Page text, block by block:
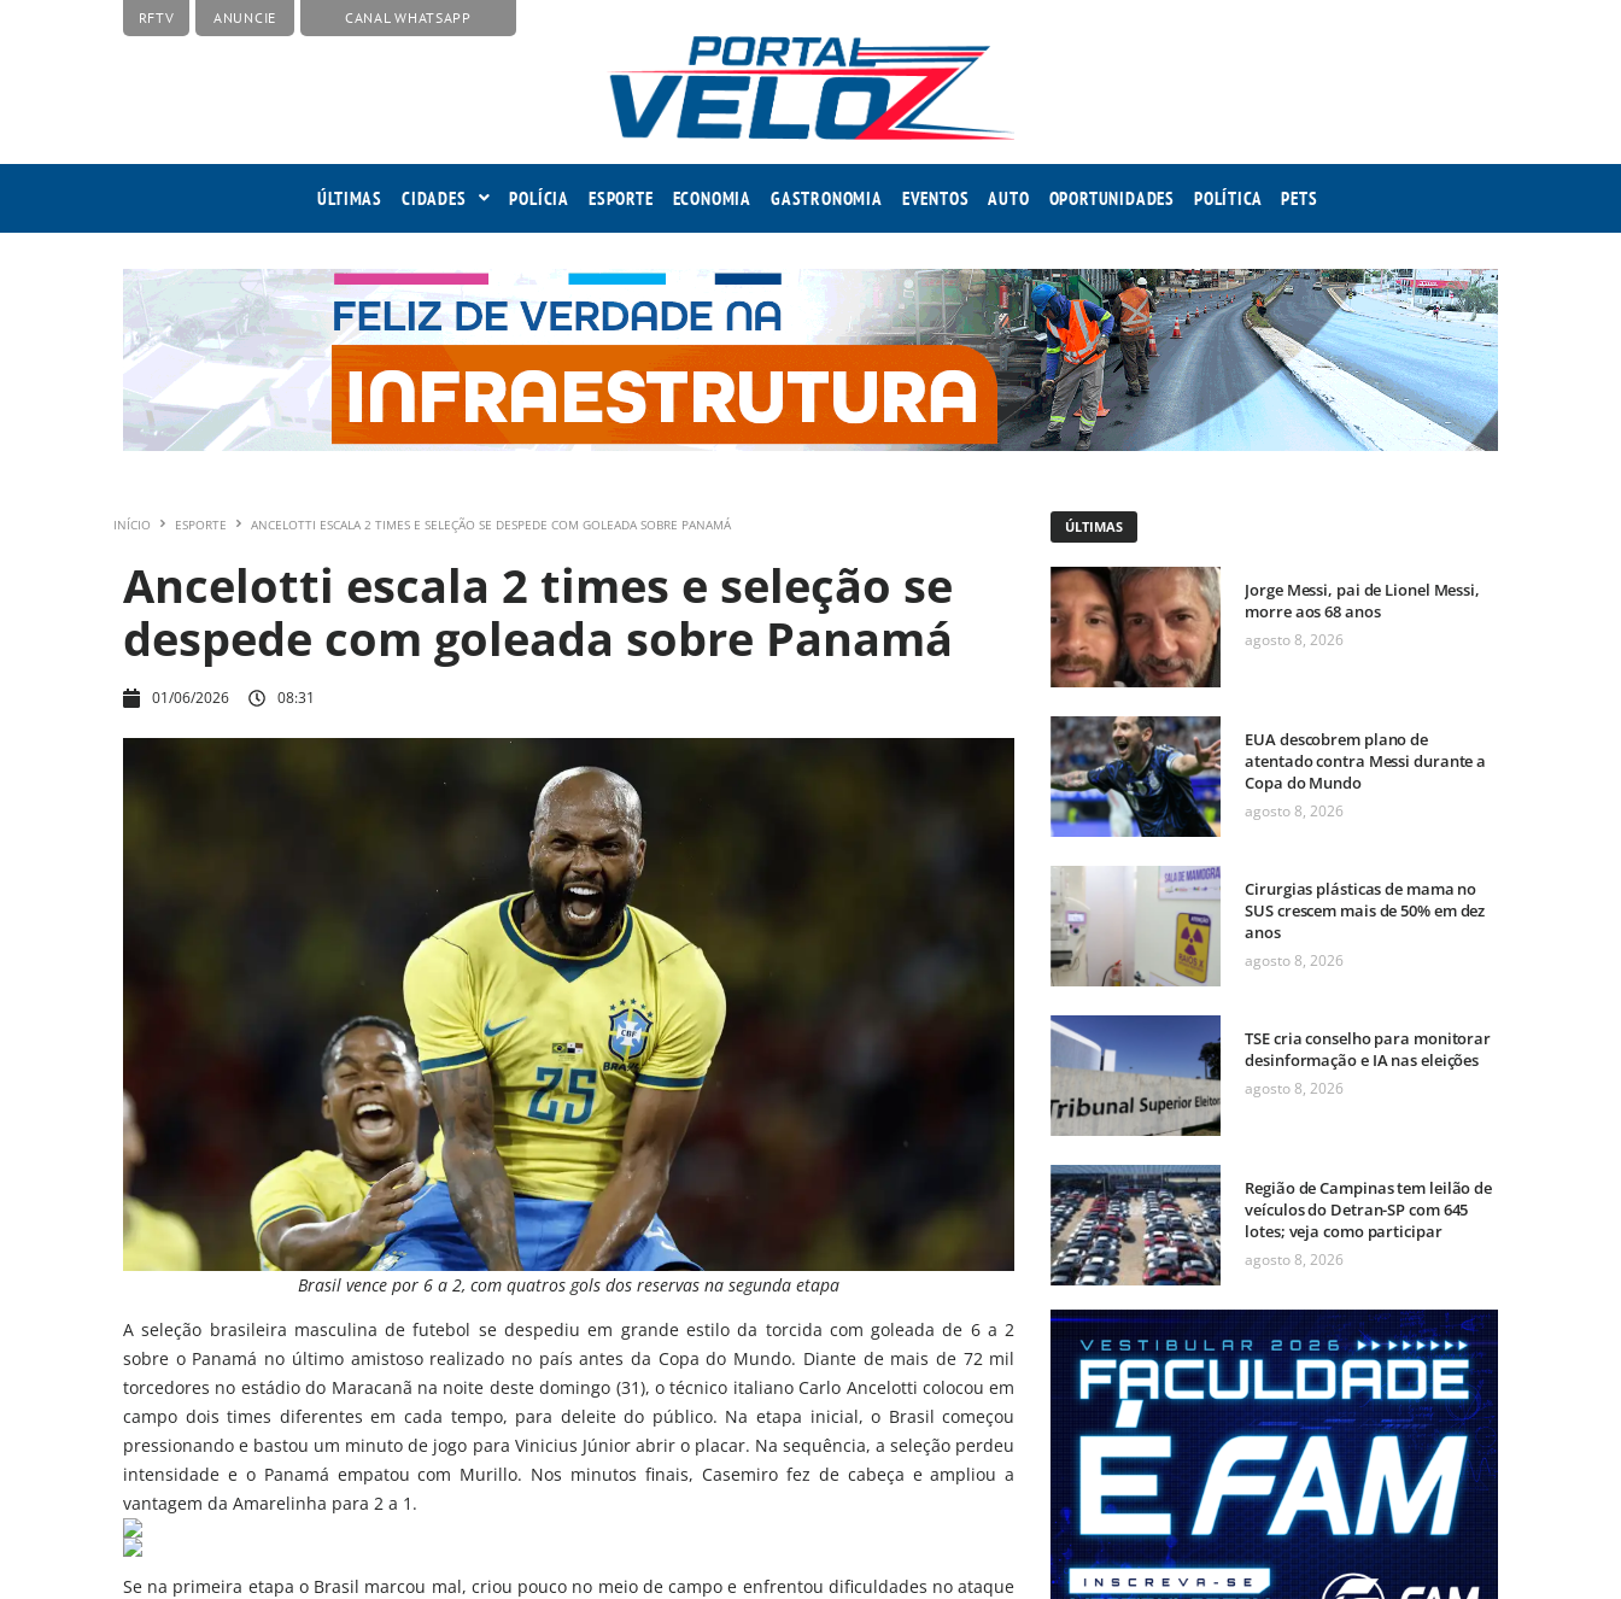
RFTV ANUNCIE CANAL WHATSAPP
ÚLTIMAS CIDADES POLÍCIA ESPORTE ECONOMIA GASTRONOMIA EVENTOS AUTO OPORTUNIDADES POLÍTICA PETS
INÍCIO ESPORTE ANCELOTTI ESCALA 2 TIMES E SELEÇÃO SE DESPEDE COM GOLEADA SOBRE PANAMÁ
Ancelotti escala 2 times e seleção se
despede com goleada sobre Panamá
01/06/2026 08:31
Brasil vence por 6 a 2, com quatros gols dos reservas na segunda etapa
A seleção brasileira masculina de futebol se despediu em grande estilo da torcida com goleada de 6 a 2
sobre o Panamá no último amistoso realizado no país antes da Copa do Mundo. Diante de mais de 72 mil
torcedores no estádio do Maracanã na noite deste domingo (31), o técnico italiano Carlo Ancelotti colocou em
campo dois times diferentes em cada tempo, para deleite do público. Na etapa inicial, o Brasil começou
pressionando e bastou um minuto de jogo para Vinicius Júnior abrir o placar. Na sequência, a seleção perdeu
intensidade e o Panamá empatou com Murillo. Nos minutos finais, Casemiro fez de cabeça e ampliou a
vantagem da Amarelinha para 2 a 1.
Se na primeira etapa o Brasil marcou mal, criou pouco no meio de campo e enfrentou dificuldades no ataque
ÚLTIMAS
Jorge Messi, pai de Lionel Messi,
morre aos 68 anos
agosto 8, 2026
EUA descobrem plano de
atentado contra Messi durante a
Copa do Mundo
agosto 8, 2026
Cirurgias plásticas de mama no
SUS crescem mais de 50% em dez
anos
agosto 8, 2026
TSE cria conselho para monitorar
desinformação e IA nas eleições
agosto 8, 2026
Região de Campinas tem leilão de
veículos do Detran-SP com 645
lotes; veja como participar
agosto 8, 2026